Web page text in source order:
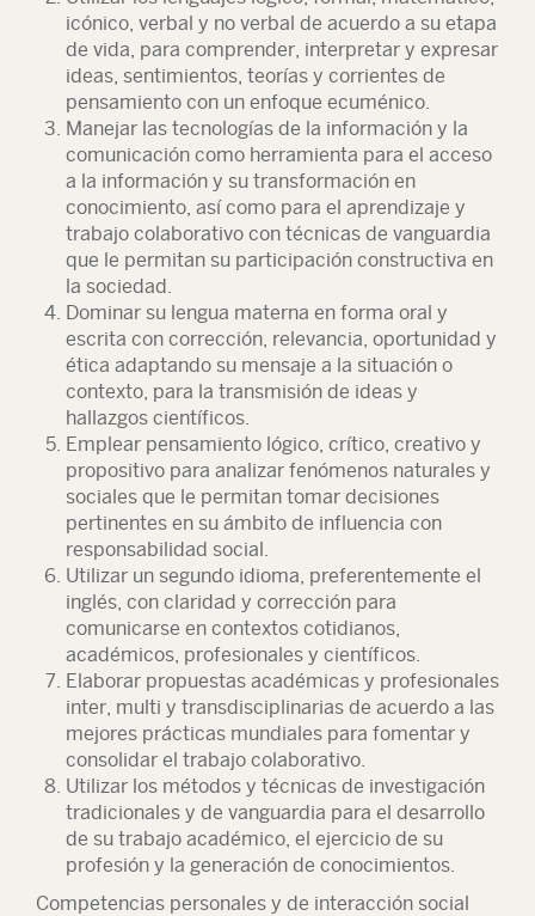
icónico, verbal y no verbal de acuerdo a su etapa
de vida, para comprender, interpretar y expresar
ideas, sentimientos, teorías y corrientes de
pensamiento con un enfoque ecuménico.
Manejar las tecnologías de la información y la
comunicación como herramienta para el acceso
a la información y su transformación en
conocimiento, así como para el aprendizaje y
trabajo colaborativo con técnicas de vanguardia
que le permitan su participación constructiva en
la sociedad.
Dominar su lengua materna en forma oral y
escrita con corrección, relevancia, oportunidad y
ética adaptando su mensaje a la situación o
contexto, para la transmisión de ideas y
hallazgos científicos.
Emplear pensamiento lógico, crítico, creativo y
propositivo para analizar fenómenos naturales y
sociales que le permitan tomar decisiones
pertinentes en su ámbito de influencia con
responsabilidad social.
Utilizar un segundo idioma, preferentemente el
inglés, con claridad y corrección para
comunicarse en contextos cotidianos,
académicos, profesionales y científicos.
Elaborar propuestas académicas y profesionales
inter, multi y transdisciplinarias de acuerdo a las
mejores prácticas mundiales para fomentar y
consolidar el trabajo colaborativo.
Utilizar los métodos y técnicas de investigación
tradicionales y de vanguardia para el desarrollo
de su trabajo académico, el ejercicio de su
profesión y la generación de conocimientos.
Competencias personales y de interacción social